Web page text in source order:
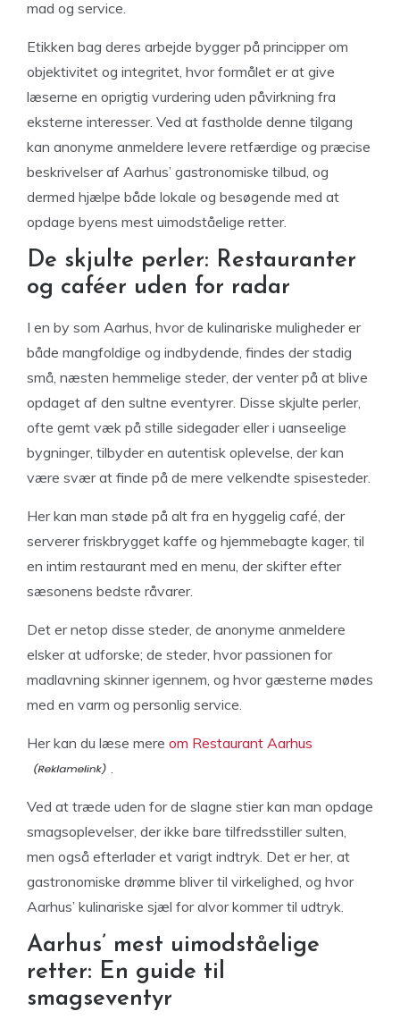
mad og service.
Etikken bag deres arbejde bygger på principper om
objektivitet og integritet, hvor formålet er at give
læserne en oprigtig vurdering uden påvirkning fra
eksterne interesser. Ved at fastholde denne tilgang
kan anonyme anmeldere levere retfærdige og præcise
beskrivelser af Aarhus’ gastronomiske tilbud, og
dermed hjælpe både lokale og besøgende med at
opdage byens mest uimodståelige retter.
De skjulte perler: Restauranter
og caféer uden for radar
I en by som Aarhus, hvor de kulinariske muligheder er
både mangfoldige og indbydende, findes der stadig
små, næsten hemmelige steder, der venter på at blive
opdaget af den sultne eventyrer. Disse skjulte perler,
ofte gemt væk på stille sidegader eller i uanseelige
bygninger, tilbyder en autentisk oplevelse, der kan
være svær at finde på de mere velkendte spisesteder.
Her kan man støde på alt fra en hyggelig café, der
serverer friskbrygget kaffe og hjemmebagte kager, til
en intim restaurant med en menu, der skifter efter
sæsonens bedste råvarer.
Det er netop disse steder, de anonyme anmeldere
elsker at udforske; de steder, hvor passionen for
madlavning skinner igennem, og hvor gæsterne mødes
med en varm og personlig service.
Her kan du læse mere om Restaurant Aarhus
Ved at træde uden for de slagne stier kan man opdage
smagsoplevelser, der ikke bare tilfredsstiller sulten,
men også efterlader et varigt indtryk. Det er her, at
gastronomiske drømme bliver til virkelighed, og hvor
Aarhus’ kulinariske sjæl for alvor kommer til udtryk.
Aarhus’ mest uimodståelige
retter: En guide til
smagseventyr